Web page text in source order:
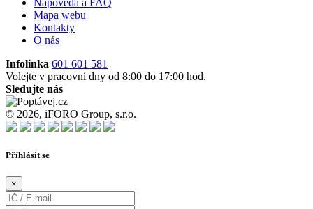
Mapa webu
Kontakty
O nás
Infolinka 601 601 581
Volejte v pracovní dny od 8:00 do 17:00 hod.
Sledujte nás
© 2026, iFORO Group, s.r.o.
Příhlásit se
×